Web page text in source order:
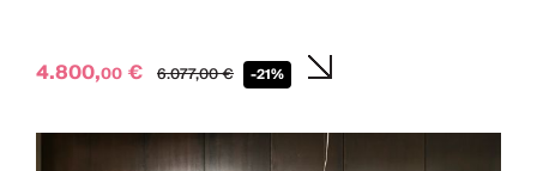
4.800,00 € 6.077,00€ -21%